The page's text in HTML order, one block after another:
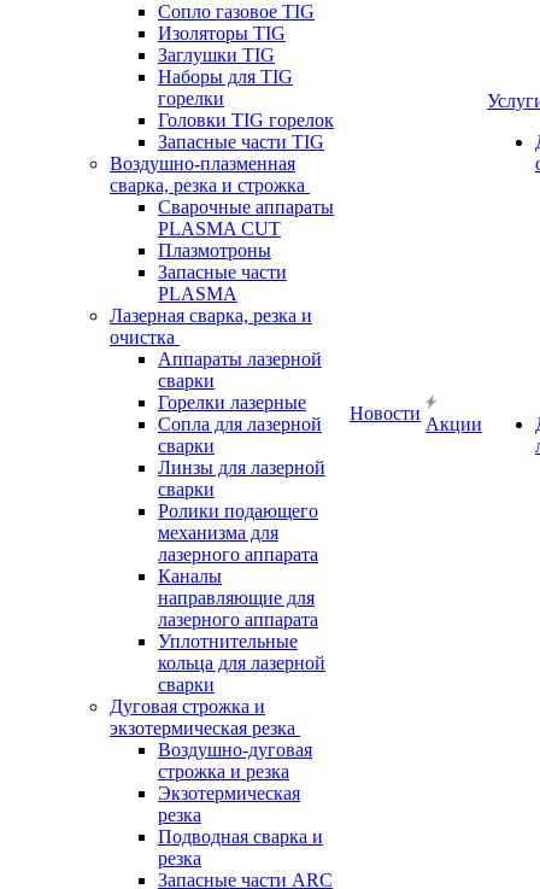
Сопло газовое TIG
Изоляторы TIG
Заглушки TIG
Наборы для TIG
горелки
Головки TIG горелок
Запасные части TIG
Воздушно-плазменная
сварка, резка и строжка
Сварочные аппараты
PLASMA CUT
Плазмотроны
Запасные части
PLASMA
Лазерная сварка, резка и
очистка
Аппараты лазерной
сварки
Горелки лазерные
Сопла для лазерной
сварки
Линзы для лазерной
сварки
Ролики подающего
механизма для
лазерного аппарата
Каналы
направляющие для
лазерного аппарата
Уплотнительные
кольца для лазерной
сварки
Дуговая строжка и
экзотермическая резка
Воздушно-дуговая
строжка и резка
Экзотермическая
резка
Подводная сварка и
резка
Запасные части ARC
Новости
Акции